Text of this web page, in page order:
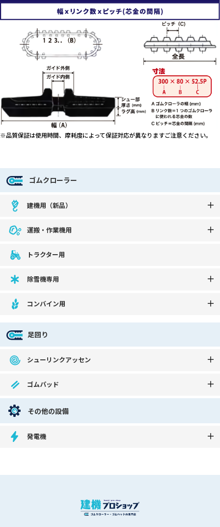
※品質保証は使用時間、摩耗度によって保証対応が異なりますご注意ください。
ゴムクローラー
建機用（新品）
運搬・作業機用
トラクター用
除雪機専用
コンバイン用
足回り
シューリンクアッセン
ゴムパッド
その他の設備
発電機